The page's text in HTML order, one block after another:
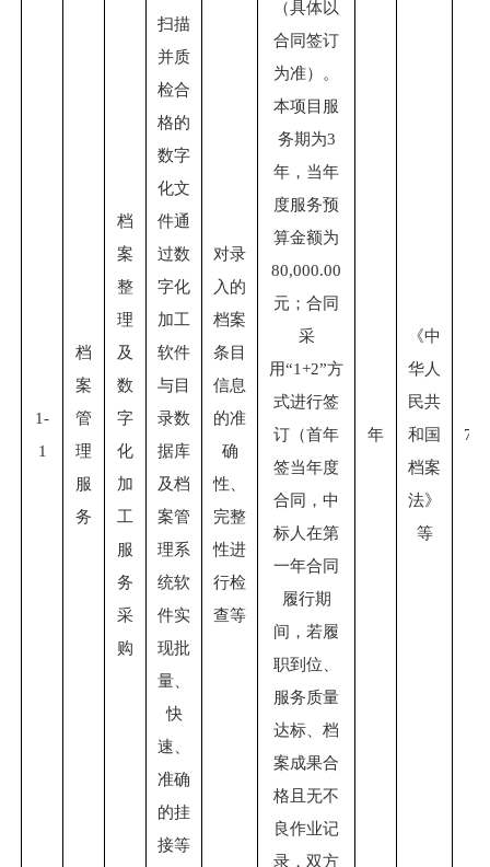
1-
1
档
案
管
理
服
务
档
案
整
理
及
数
字
化
加
工
服
务
采
购
扫描
并质
检合
格的
数字
化文
件通
过数
字化
加工
软件
与目
录数
据库
及档
案管
理系
统软
件实
现批
量、
快
速、
准确
的挂
接等
对录
入的
档案
条目
信息
的准
确
性、
完整
性进
行检
查等
（具体以
合同签订
为准）。
本项目服
务期为3
年，当年
度服务预
算金额为
80,000.00
元；合同
采
用“1+2”方
式进行签
订（首年
签当年度
合同，中
标人在第
一年合同
履行期
间，若履
职到位、
服务质量
达标、档
案成果合
格且无不
良作业记
录，双方
年
《中
华人
民共
和国
档案
法》
等